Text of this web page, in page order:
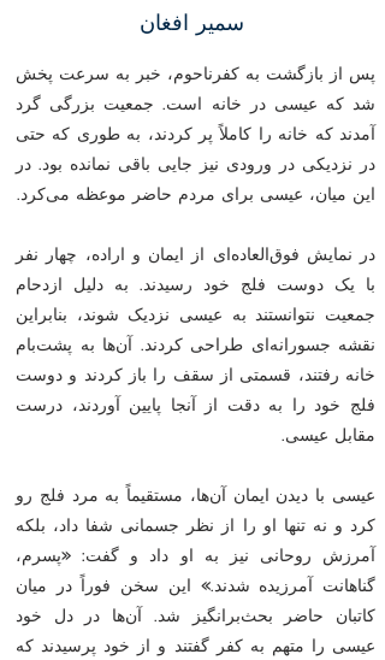
سمیر افغان
پس از بازگشت به کفرناحوم، خبر به سرعت پخش
شد که عیسی در خانه است. جمعیت بزرگی گرد
آمدند که خانه را کاملاً پر کردند، به طوری که حتی
در نزدیکی در ورودی نیز جایی باقی نمانده بود. در
این میان، عیسی برای مردم حاضر موعظه می‌کرد.
در نمایش فوق‌العاده‌ای از ایمان و اراده، چهار نفر
با یک دوست فلج خود رسیدند. به دلیل ازدحام
جمعیت نتوانستند به عیسی نزدیک شوند، بنابراین
نقشه جسورانه‌ای طراحی کردند. آن‌ها به پشت‌بام
خانه رفتند، قسمتی از سقف را باز کردند و دوست
فلج خود را به دقت از آنجا پایین آوردند، درست
مقابل عیسی.
عیسی با دیدن ایمان آن‌ها، مستقیماً به مرد فلج رو
کرد و نه تنها او را از نظر جسمانی شفا داد، بلکه
آمرزش روحانی نیز به او داد و گفت: «پسرم،
گناهانت آمرزیده شدند.» این سخن فوراً در میان
کاتبان حاضر بحث‌برانگیز شد. آن‌ها در دل خود
عیسی را متهم به کفر گفتند و از خود پرسیدند که